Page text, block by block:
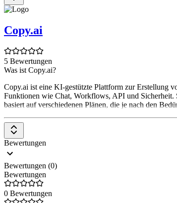
Copy.ai
5 Bewertungen
Was ist Copy.ai?
Copy.ai ist eine KI-gestützte Plattform zur Erstellung
Funktionen wie Chat, Workflows, API und
basiert auf verschiedenen Plänen, die je nach den
Bewertungen
Bewertungen (0)
Bewertungen
0 Bewertungen